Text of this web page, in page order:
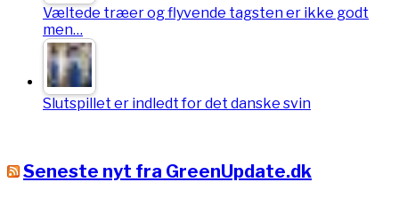
Væltede træer og flyvende tagsten er ikke godt
men…
Slutspillet er indledt for det danske svin
Seneste nyt fra GreenUpdate.dk